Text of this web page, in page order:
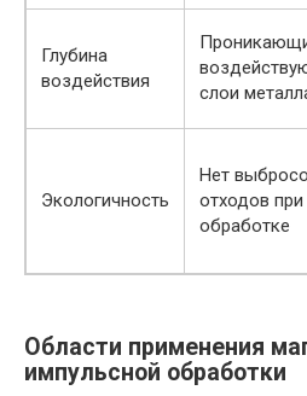
Глубина
воздействия
слои
Экологичность
Нет
отходов при
обработке
Области применения
импульсной обработки